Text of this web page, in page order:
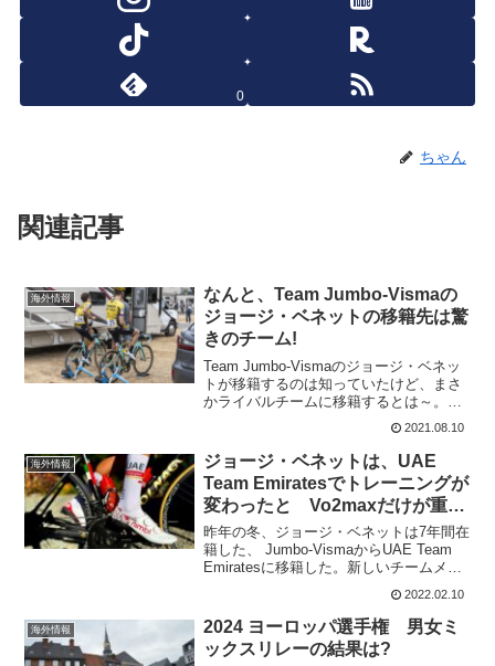
0
ちゃん
関連記事
海外情報
なんと、Team Jumbo-Vismaの
ジョージ・ベネットの移籍先は驚
きのチーム!
Team Jumbo-Vismaのジョージ・ベネッ
トが移籍するのは知っていたけど、まさ
かライバルチームに移籍するとは～。移
籍先は、なんとUAE Team Emirates。タ
デイ・ポガチャルの為の山岳アシストは
着々と強化されている。ジョージ...
2021.08.10
海外情報
ジョージ・ベネットは、UAE
Team Emiratesでトレーニングが
変わったと Vo2maxだけが重要
ではない
昨年の冬、ジョージ・ベネットは7年間在
籍した、 Jumbo-VismaからUAE Team
Emiratesに移籍した。新しいチームメイ
トと一緒になってまだ1週間しか経ってい
ないが、前のチームと何が違うのか、す
でに分かっているようだ。 Ju...
2022.02.10
海外情報
2024 ヨーロッパ選手権 男女ミ
ックスリレーの結果は?